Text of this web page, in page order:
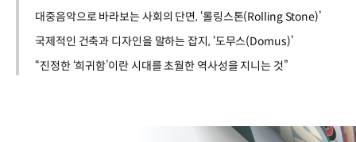
대중음악으로 바라보는 사회의 단면, ‘롤링스톤(Rolling Stone)’
국제적인 건축과 디자인을 말하는 잡지, ‘도무스(Domus)’
“진정한 ‘희귀함’이란 시대를 초월한 역사성을 지니는 것”